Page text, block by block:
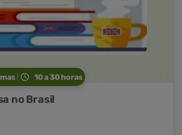
10 a 30 horas
no Brasil